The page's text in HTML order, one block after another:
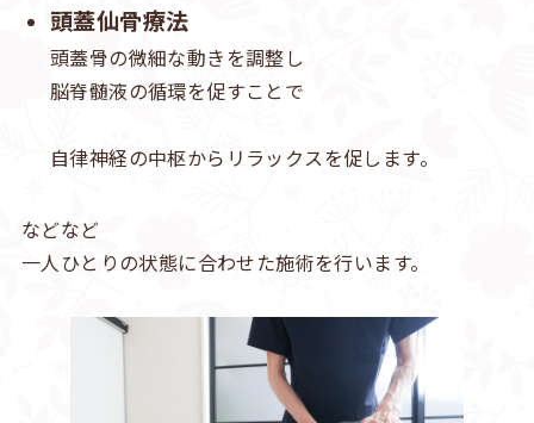
頭蓋仙骨療法
頭蓋骨の微細な動きを調整し
脳脊髄液の循環を促すことで
自律神経の中枢からリラックスを促します。
などなど
一人ひとりの状態に合わせた施術を行います。